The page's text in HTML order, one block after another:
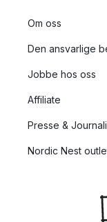
Om oss
Den ansvarlige
Jobbe hos oss
Affiliate
Presse &
Nordic Nest